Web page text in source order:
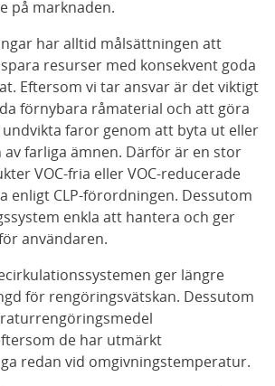
på marknaden.
har alltid målsättningen att
resurser med konsekvent goda
Eftersom vi tar ansvar är det viktigt
förnybara råmaterial och att göra
faror genom att byta ut eller
av farliga ämnen. Därför är en stor
VOC-fria eller VOC-reducerade
enligt CLP-förordningen. Dessutom
enkla att hantera och ger
användaren.
ger längre
för rengöringsvätskan. Dessutom
de har utmärkt
redan vid omgivningstemperatur.